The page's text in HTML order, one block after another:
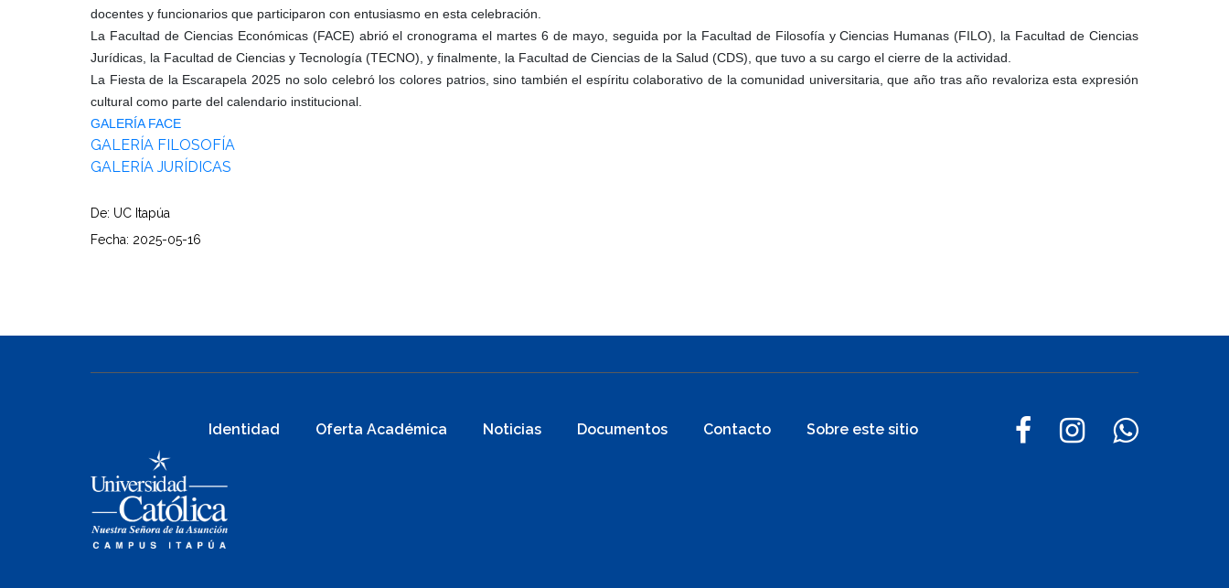
docentes y funcionarios que participaron con entusiasmo en esta celebración.
La Facultad de Ciencias Económicas (FACE) abrió el cronograma el martes 6 de mayo, seguida por la Facultad de Filosofía y Ciencias Humanas (FILO), la Facultad de Ciencias
Jurídicas, la Facultad de Ciencias y Tecnología (TECNO), y finalmente, la Facultad de Ciencias de la Salud (CDS), que tuvo a su cargo el cierre de la actividad.
La Fiesta de la Escarapela 2025 no solo celebró los colores patrios, sino también el espíritu colaborativo de la comunidad universitaria, que año tras año revaloriza esta expresión
cultural como parte del calendario institucional.
GALERÍA FACE
GALERÍA FILOSOFÍA
GALERÍA JURÍDICAS
De: UC Itapúa
Fecha: 2025-05-16
Identidad Oferta Académica Noticias Documentos Contacto Sobre este sitio